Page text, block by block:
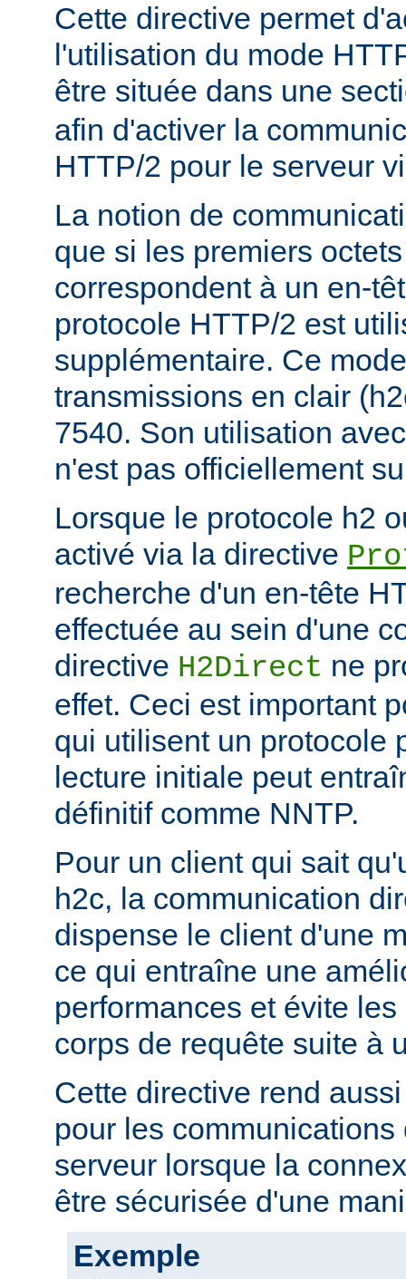
Cette directive permet
l'utilisation du mode
être située dans une
afin d'activer la
HTTP/2 pour le serveur
La notion de
que si les premiers
correspondent à un en-
protocole HTTP/2 est
supplémentaire. Ce
transmissions en clair
7540. Son utilisation
n'est pas officiellement
Lorsque le protocole h2
activé via la directive
recherche d'un en-tête
effectuée au sein d'une
directive H2Direct ne
effet. Ceci est important
qui utilisent un protocole
lecture initiale peut
définitif comme NNTP.
Pour un client qui sait
h2c, la communication
dispense le client d'une
ce qui entraîne une
performances et évite
corps de requête suite à
Cette directive rend
pour les communications
serveur lorsque la
être sécurisée d'une
Exemple